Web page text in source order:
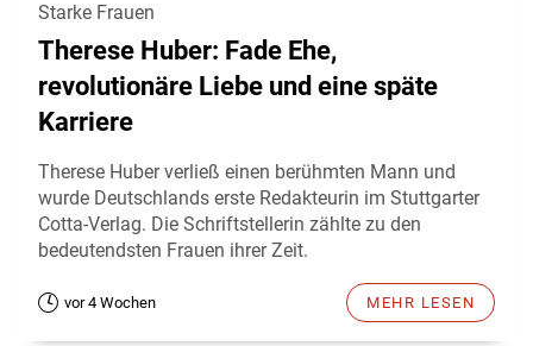
Starke Frauen
Therese Huber: Fade Ehe,
revolutionäre Liebe und eine späte
Karriere
Therese Huber verließ einen berühmten Mann und
wurde Deutschlands erste Redakteurin im Stuttgarter
Cotta-Verlag. Die Schriftstellerin zählte zu den
bedeutendsten Frauen ihrer Zeit.
vor 4 Wochen MEHR LESEN